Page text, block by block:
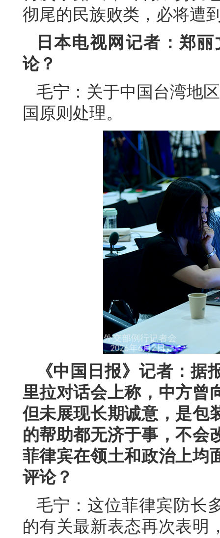
彻尾的民族败类，必将遭
日本电视网记者：郑
论？
毛宁：关于中国台湾地
国原则处理。
《中国日报》记者：
里拉对话会上称，中方曾
但未展现长期诚意，是包
的帮助都无济于事，不会
菲律宾在领土和政治上均
评论？
毛宁：这位菲律宾防长
的有关最新表态再次表明